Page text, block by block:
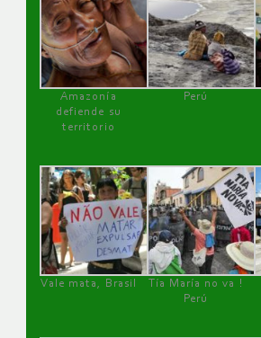
Amazonía
defiende su
territorio
Perú
Vale mata, Brasil
Tía María no va !
Perú